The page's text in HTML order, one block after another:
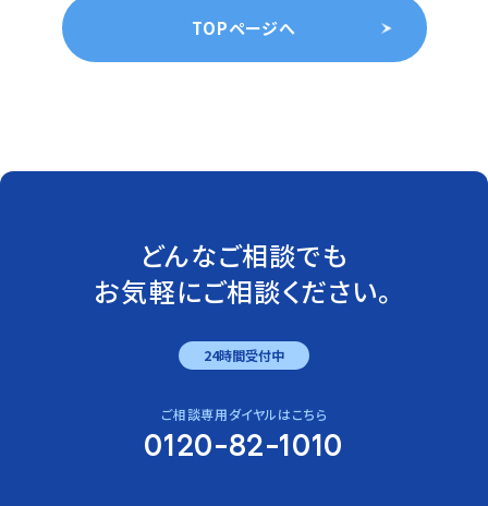
TOPページへ
どんなご相談でも
お気軽にご相談ください。
24時間受付中
ご相談専用ダイヤルはこちら
0120-82-1010